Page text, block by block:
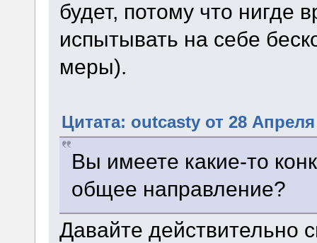
будет, потому что нигде
испытывать на себе
меры).
Цитата: outcasty от 28 Апреля
Вы имеете какие-то
общее направление?
Давайте действительно